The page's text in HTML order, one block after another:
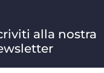
alla nostra